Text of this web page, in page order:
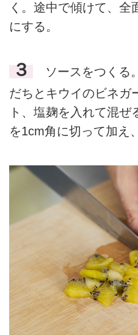
く。途中で傾けて、全
にする。
３
ソースをつくる
だちとキウイのビネガ
ト、塩麹を入れて混ぜ
を1cm角に切って加え